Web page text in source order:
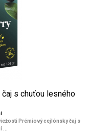
s chuťou lesného
Prémiový cejlónsky čaj s